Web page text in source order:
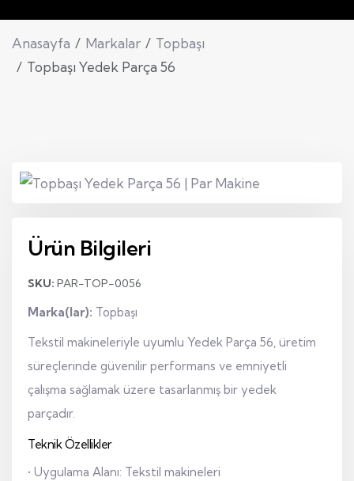
Anasayfa Markalar
Topbaşı
Topbaşı Yedek Parça 56
Ürün Bilgileri
SKU: PAR-TOP-0056
Marka(lar): Topbaşı
Tekstil makineleriyle uyumlu Yedek Parça 56, üretim
süreçlerinde güvenilir performans ve emniyetli
çalışma sağlamak üzere tasarlanmış bir yedek
parçadır.
Teknik Özellikler
• Uygulama Alanı: Tekstil makineleri